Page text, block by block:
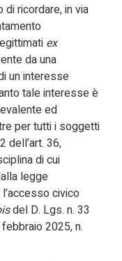
di ricordare, in via
ex
da una
un interesse
tale interesse è
ed
per tutti i soggetti
dell’art. 36,
di cui
legge
civico
del D. Lgs. n. 33
2025, n.